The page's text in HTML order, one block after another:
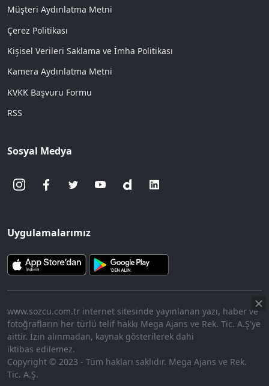
Müşteri Aydınlatma Metni
Çerez Politikası
Kişisel Verileri Saklama ve İmha Politikası
Kamera Aydınlatma Metni
KVKK Başvuru Formu
RSS
Sosyal Medya
Uygulamalarımız
www.sozcu.com.tr internet sitesinde yayınlanan yazı, haber ve
fotoğrafların her türlü telif hakkı Mega Ajans ve Rek. Tic. A.Ş'ye
aittir. İzin alınmadan, kaynak gösterilerek dahi
iktibas edilemez.
Copyright © 2023 - Tüm hakları saklıdır. Mega Ajans ve Rek.
Tic. A.Ş.